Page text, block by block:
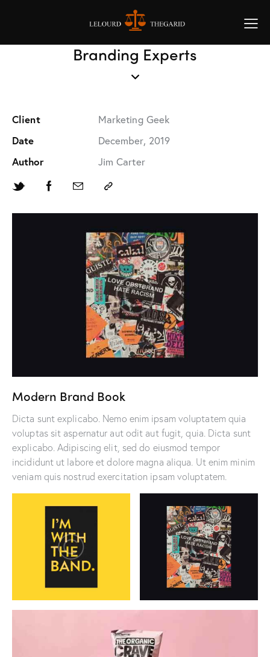
Branding Experts
Modern Brand Book
Dicta sunt explicabo. Nemo enim ipsam voluptatem quia
voluptas sit aspernatur aut odit aut fugit, quia. Dicta sunt
explicabo. Adipiscing elit, sed do eiusmod tempor
incididunt ut labore et dolore magna aliqua. Ut enim minim
veniam quis nostrud exercitation ipsam voluptatem.
Client
Marketing Geek
Date
December, 2019
Author
Jim Carter